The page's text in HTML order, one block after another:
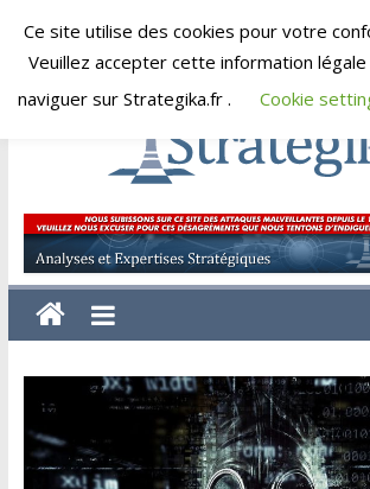
Skip
jeudi, août 6, 2026
Strategika
Expertise
et
Analyses
Ce site utilise des cookies pour votre
Veuillez accepter cette information
naviguer sur Strategika.fr .
Cookie